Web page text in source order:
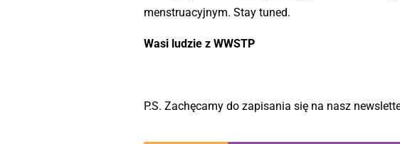
menstruacyjnym. Stay tuned.
Wasi ludzie z WWSTP
P.S. Zachęcamy do zapisania się na nasz